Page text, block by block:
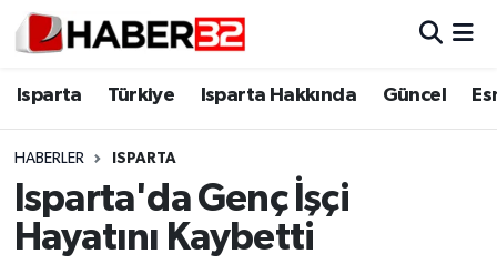
Isparta Türkiye Isparta Hakkında Güncel
HABERLER ISPARTA
Isparta'da Genç İşçi
Hayatını Kaybetti
Isparta
Esnaf Diyor ki;
ASAYİŞ
Isparta Nöbetçi Eczaneler
Isparta Trafik Yoğunluk Haritası
Süper Lig Puan Durumu ve Fikstür